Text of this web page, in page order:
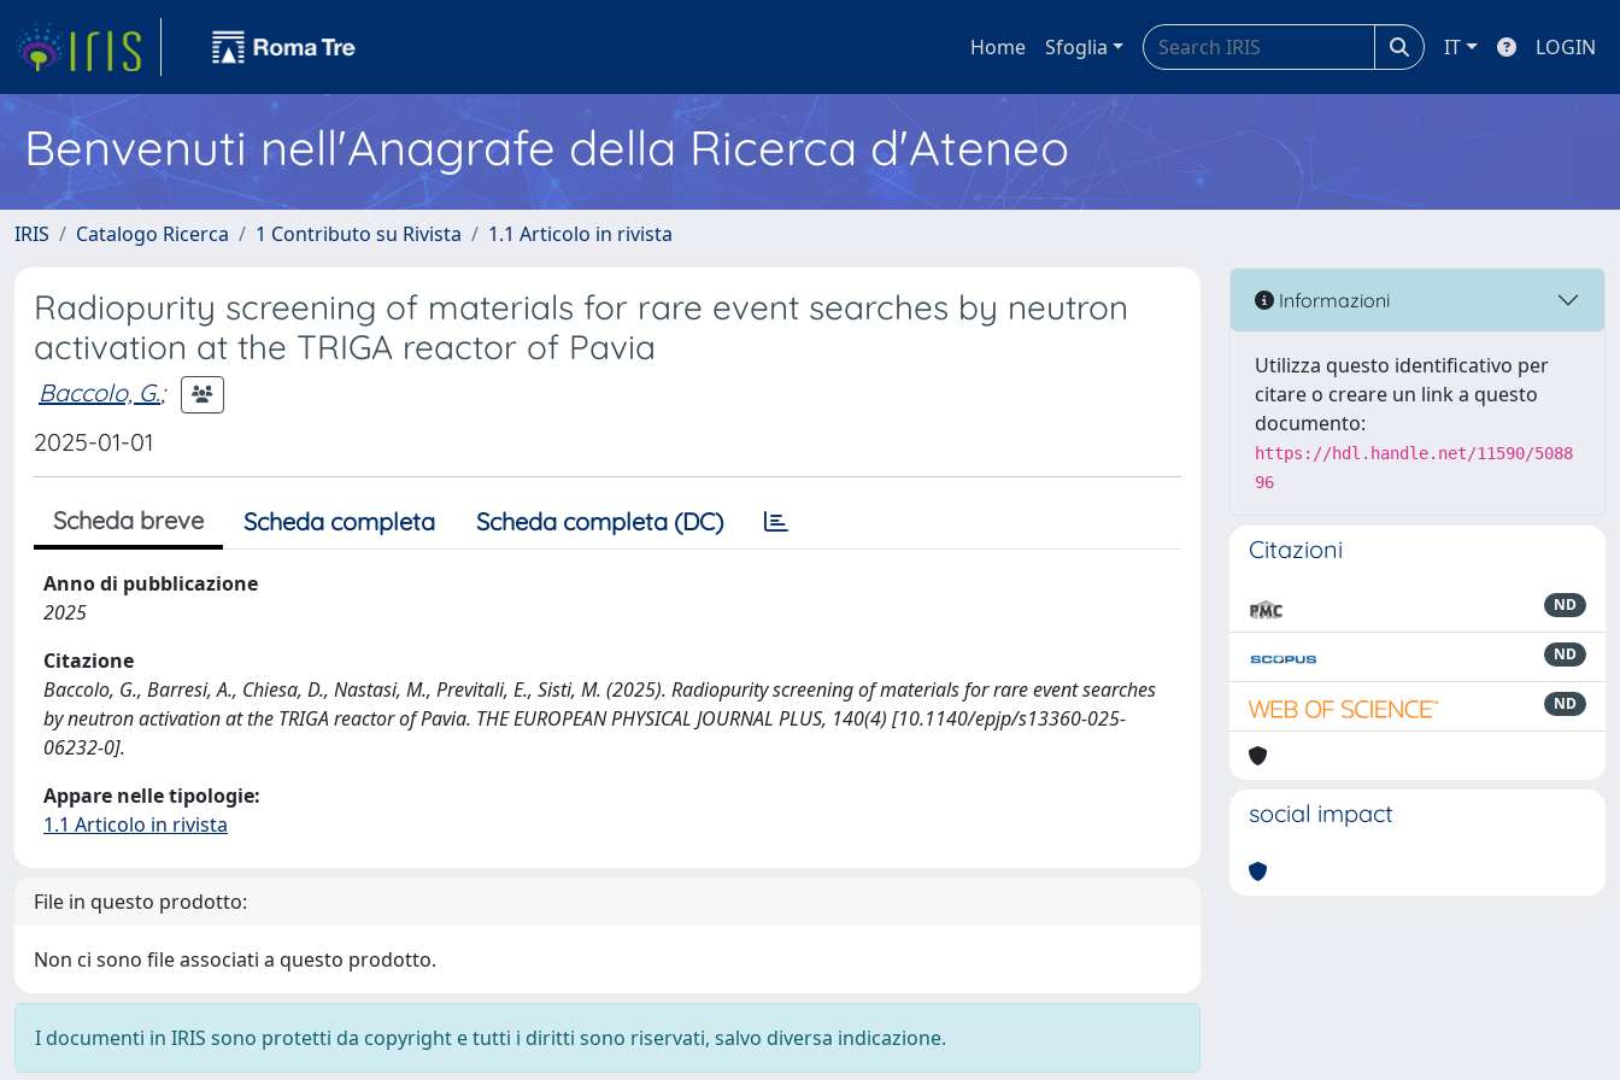
Home Sfoglia IT LOGIN
Benvenuti nell'Anagrafe della Ricerca d'Ateneo
IRIS Catalogo Ricerca 1 Contributo su Rivista 1.1 Articolo in rivista
Radiopurity screening of materials for rare event searches by neutron
activation at the TRIGA reactor of Pavia
Baccolo, G.;
2025-01-01
Scheda breve Scheda completa Scheda completa (DC)
Anno di pubblicazione
2025
Citazione
Baccolo, G., Barresi, A., Chiesa, D., Nastasi, M., Previtali, E., Sisti, M. (2025). Radiopurity screening of materials for rare event searches
by neutron activation at the TRIGA reactor of Pavia. THE EUROPEAN PHYSICAL JOURNAL PLUS, 140(4) [10.1140/epjp/s13360-025-
06232-0].
Appare nelle tipologie:
1.1 Articolo in rivista
File in questo prodotto:
Non ci sono file associati a questo prodotto.
I documenti in IRIS sono protetti da copyright e tutti i diritti sono riservati, salvo diversa indicazione.
Informazioni
Utilizza questo identificativo per
citare o creare un link a questo
documento:
https://hdl.handle.net/11590/5088
96
Citazioni
ND
ND
ND
social impact